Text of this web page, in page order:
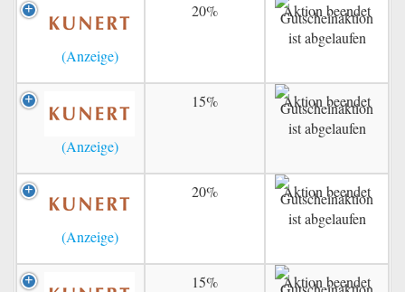
20% Aktion beendet
15% Aktion beendet
20% Aktion beendet
15% Aktion beendet